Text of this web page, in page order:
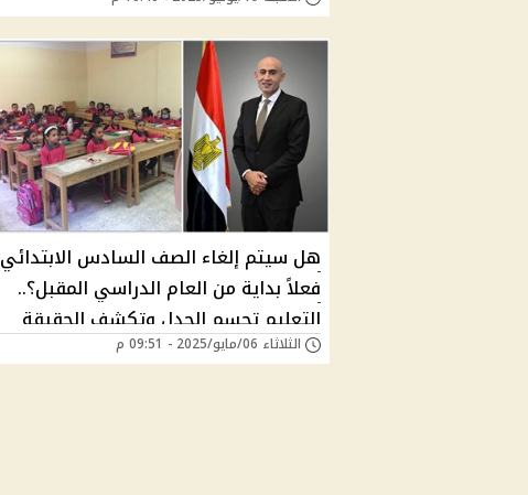
هل سيتم إلغاء الصف السادس الابتدائي
فعلاً بداية من العام الدراسي المقبل؟..
التعليم تحسم الجدل وتكشف الحقيقة
الكاملة
الثلاثاء 06/مايو/2025 - 09:51 م